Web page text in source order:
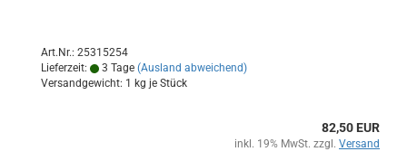
Art.Nr.: 25315254
Lieferzeit:
3 Tage (Ausland abweichend)
Versandgewicht: 1 kg je Stück
82,50 EUR
inkl. 19% MwSt. zzgl. Versand